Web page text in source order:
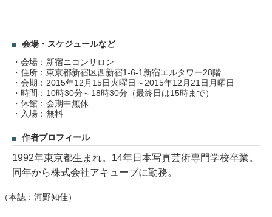
会場・スケジュールなど
・会場：新宿ニコンサロン
・住所：東京都新宿区西新宿1-6-1新宿エルタワー28階
・会期：2015年12月15日火曜日～2015年12月21日月曜日
・時間：10時30分～18時30分（最終日は15時まで）
・休館：会期中無休
・入場：無料
作者プロフィール
1992年東京都生まれ。14年日本写真芸術専門学校卒業。
同年から株式会社アキューブに勤務。
（本誌：河野知佳）